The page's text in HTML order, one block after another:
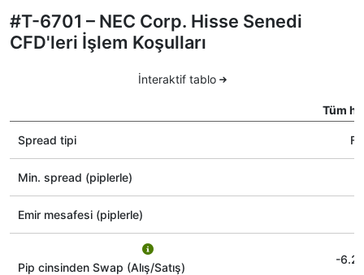
#T-6701 – NEC Corp. Hisse Senedi
CFD'leri İşlem Koşulları
İnteraktif tablo
Tüm
Spread tipi
Min. spread (piplerle)
Emir mesafesi (piplerle)
Pip cinsinden Swap (Alış/Satış)
-